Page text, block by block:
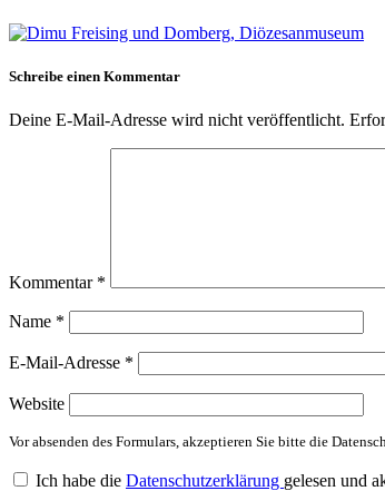
Schreibe einen Kommentar
Deine E-Mail-Adresse wird nicht veröffentlicht.
Kommentar *
Name *
E-Mail-Adresse *
Website
Vor absenden des Formulars, akzeptieren Sie bitte die
Ich habe die Datenschutzerklärung gelesen und